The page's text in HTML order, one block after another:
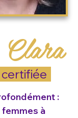
:
à